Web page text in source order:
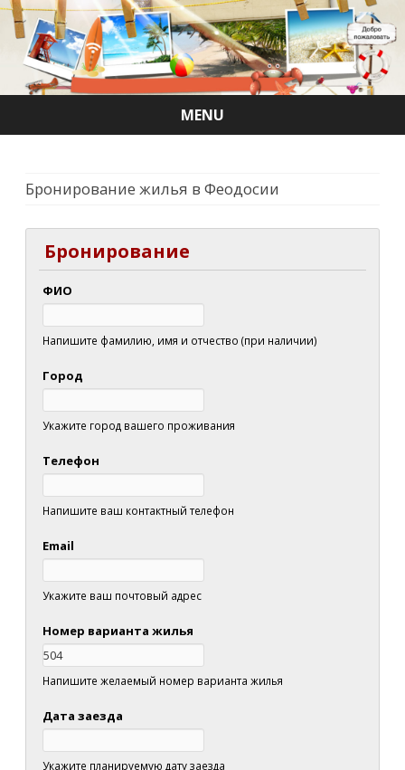
MENU
Skip
Бронирование жилья в Феодосии
Бронирование
ФИО
Напишите фамилию, имя и отчество (при наличии)
Город
Укажите город вашего проживания
Телефон
Напишите ваш контактный телефон
Email
Укажите ваш почтовый адрес
Номер варианта жилья
Напишите желаемый номер варианта жилья
Дата заезда
Укажите планируемую дату заезда